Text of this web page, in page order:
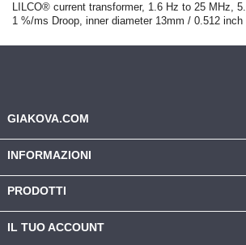
LILCO® current transformer, 1.6 Hz to 25 MHz,
1 %/ms Droop, inner diameter 13mm / 0.512 inch
GIAKOVA.COM
INFORMAZIONI
PRODOTTI
IL TUO ACCOUNT